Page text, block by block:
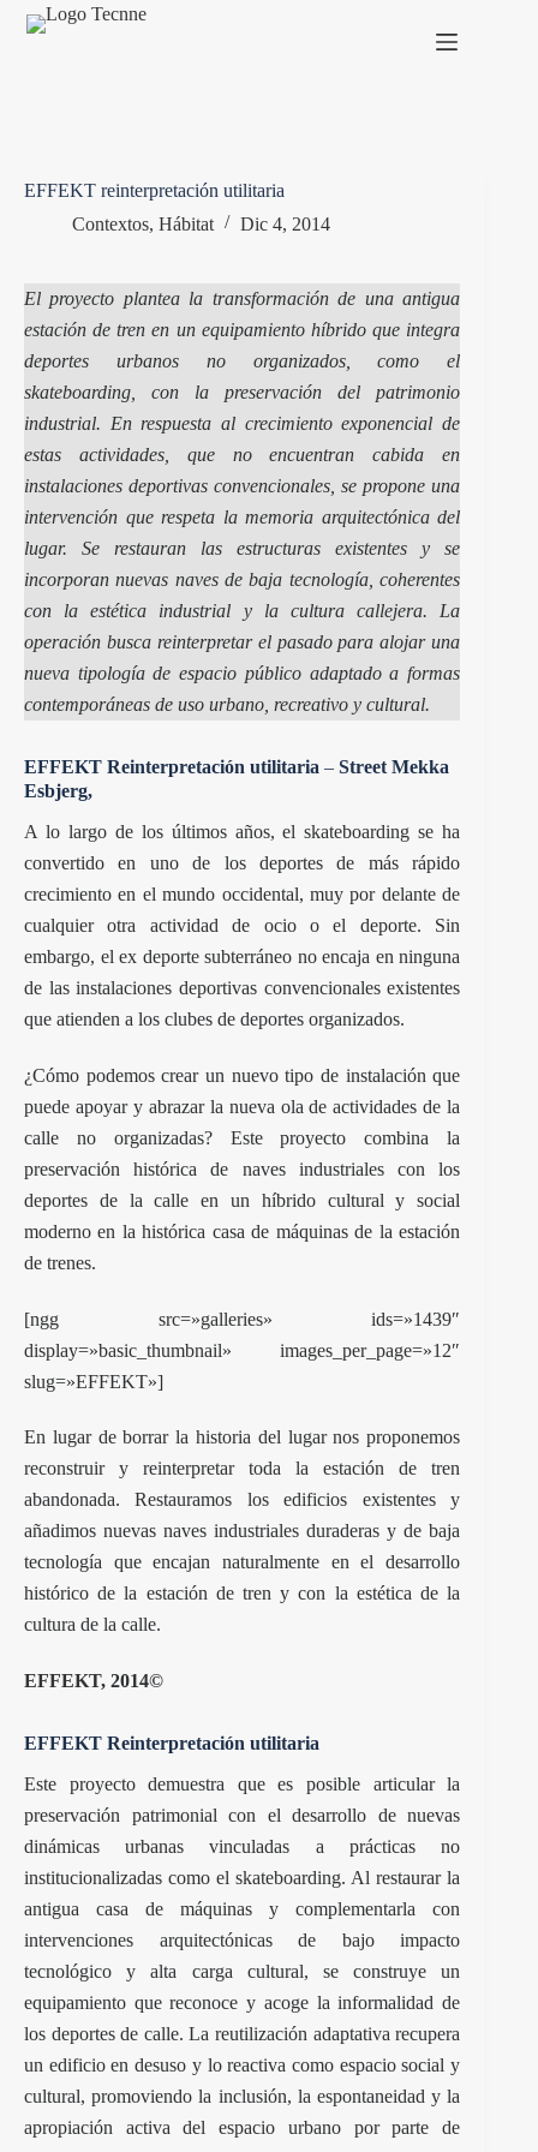
EFFEKT reinterpretación utilitaria
Contextos, Hábitat Dic 4, 2014
El proyecto plantea la transformación de una antigua
estación de tren en un equipamiento híbrido que integra
deportes urbanos no organizados, como el
skateboarding, con la preservación del patrimonio
industrial. En respuesta al crecimiento exponencial de
estas actividades, que no encuentran cabida en
instalaciones deportivas convencionales, se propone una
intervención que respeta la memoria arquitectónica del
lugar. Se restauran las estructuras existentes y se
incorporan nuevas naves de baja tecnología, coherentes
con la estética industrial y la cultura callejera. La
operación busca reinterpretar el pasado para alojar una
nueva tipología de espacio público adaptado a formas
contemporáneas de uso urbano, recreativo y cultural.
EFFEKT Reinterpretación utilitaria – Street Mekka
Esbjerg,
A lo largo de los últimos años, el skateboarding se ha
convertido en uno de los deportes de más rápido
crecimiento en el mundo occidental, muy por delante de
cualquier otra actividad de ocio o el deporte. Sin
embargo, el ex deporte subterráneo no encaja en ninguna
de las instalaciones deportivas convencionales existentes
que atienden a los clubes de deportes organizados.
¿Cómo podemos crear un nuevo tipo de instalación que
puede apoyar y abrazar la nueva ola de actividades de la
calle no organizadas? Este proyecto combina la
preservación histórica de naves industriales con los
deportes de la calle en un híbrido cultural y social
moderno en la histórica casa de máquinas de la estación
de trenes.
[ngg src=»galleries» ids=»1439″
display=»basic_thumbnail» images_per_page=»12″
slug=»EFFEKT»]
En lugar de borrar la historia del lugar nos proponemos
reconstruir y reinterpretar toda la estación de tren
abandonada. Restauramos los edificios existentes y
añadimos nuevas naves industriales duraderas y de baja
tecnología que encajan naturalmente en el desarrollo
histórico de la estación de tren y con la estética de la
cultura de la calle.
EFFEKT, 2014©
EFFEKT Reinterpretación utilitaria
Este proyecto demuestra que es posible articular la
preservación patrimonial con el desarrollo de nuevas
dinámicas urbanas vinculadas a prácticas no
institucionalizadas como el skateboarding. Al restaurar la
antigua casa de máquinas y complementarla con
intervenciones arquitectónicas de bajo impacto
tecnológico y alta carga cultural, se construye un
equipamiento que reconoce y acoge la informalidad de
los deportes de calle. La reutilización adaptativa recupera
un edificio en desuso y lo reactiva como espacio social y
cultural, promoviendo la inclusión, la espontaneidad y la
apropiación activa del espacio urbano por parte de